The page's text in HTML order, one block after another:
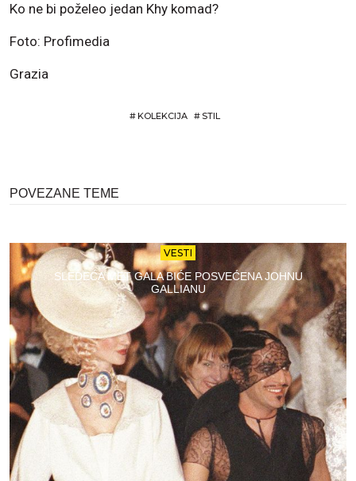
Ko ne bi poželeo jedan Khy komad?
Foto: Profimedia
Grazia
#KOLEKCIJA # STIL
POVEZANE TEME
VESTI
SLEDEĆA MET GALA BIĆE POSVEĆENA JOHNU
GALLIANU